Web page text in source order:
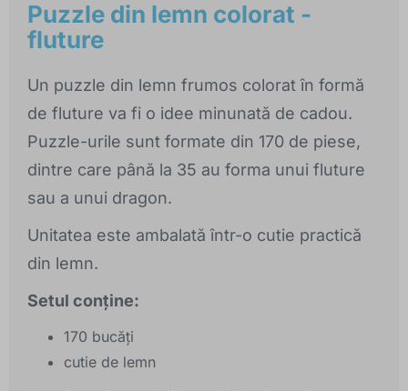
Puzzle din lemn colorat -
fluture
Un puzzle din lemn frumos colorat în formă
de fluture va fi o idee minunată de cadou.
Puzzle-urile sunt formate din 170 de piese,
dintre care până la 35 au forma unui fluture
sau a unui dragon.
Unitatea este ambalată într-o cutie practică
din lemn.
Setul conține:
170 bucăți
cutie de lemn